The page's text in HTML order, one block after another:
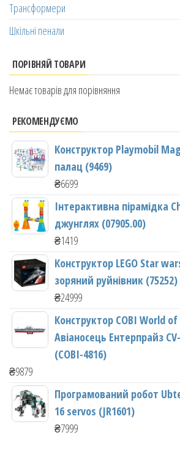
Трансформери
Шкільні пенали
ПОРІВНЯЙ ТОВАРИ
Немає товарів для порівняння
РЕКОМЕНДУЄМО
Конструктор Playmobil
палац (9469)
₴6699
Інтерактивна пірамідка
джунглях (07905.00)
₴1419
Конструктор LEGO Star
зоряний руйнівник (75252)
₴24999
Конструктор COBI World
Авіаносець Ентерпрайз
(COBI-4816)
₴9879
Програмований робот
16 servos (JR1601)
₴7999